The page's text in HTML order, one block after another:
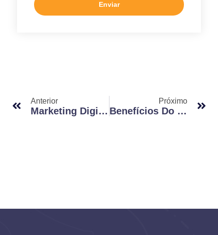
Enviar
Anterior
Marketing Digital Para Imobiliárias: Por Que Sua Empresa Precisa Estar Online?
Próximo
Benefícios Do Marketing Digital: Por Que Sua Empresa Precisa Investir Nessa Estratégia?